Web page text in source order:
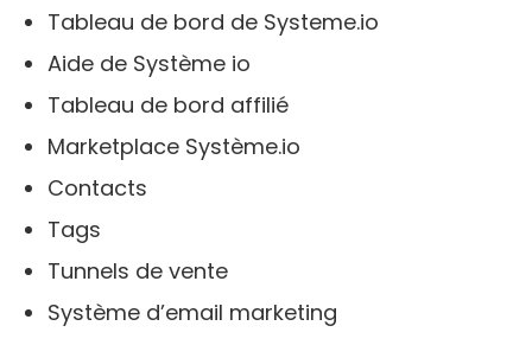
Tableau de bord de Systeme.io
Aide de Système io
Tableau de bord affilié
Marketplace Système.io
Contacts
Tags
Tunnels de vente
Système d’email marketing